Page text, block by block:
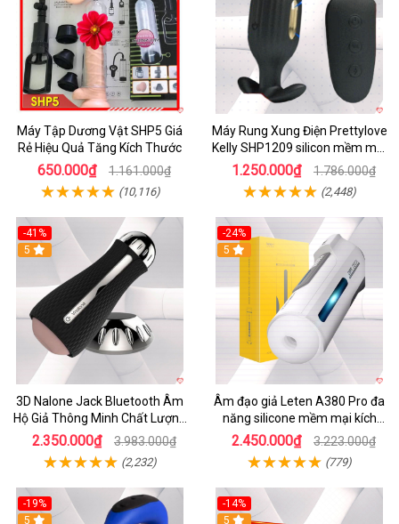
Máy Tập Dương Vật SHP5 Giá
Rẻ Hiệu Quả Tăng Kích Thước
650.000₫ 1.161.000₫
(10,116)
Máy Rung Xung Điện Prettylove
Kelly SHP1209 silicon mềm mại
tiện lợi
1.250.000₫ 1.786.000₫
(2,448)
-41%
5
3D Nalone Jack Bluetooth Âm
Hộ Giả Thông Minh Chất Lượng
Cao
2.350.000₫ 3.983.000₫
(2,232)
-24%
5
Âm đạo giả Leten A380 Pro đa
năng silicone mềm mại kích
thích mạnh mẽ
2.450.000₫ 3.223.000₫
(779)
-19%
5
-14%
5